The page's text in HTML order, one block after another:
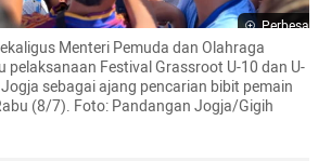
Perbesar
Menteri Pemuda dan Olahraga
pelaksanaan Festival Grassroot U-10 dan U-
sebagai ajang pencarian bibit pemain
(8/7). Foto: Pandangan Jogja/Gigih